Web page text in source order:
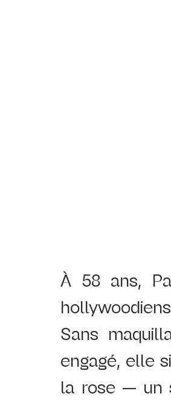
À 58 ans,
Sans
engagé, elle
la rose — un